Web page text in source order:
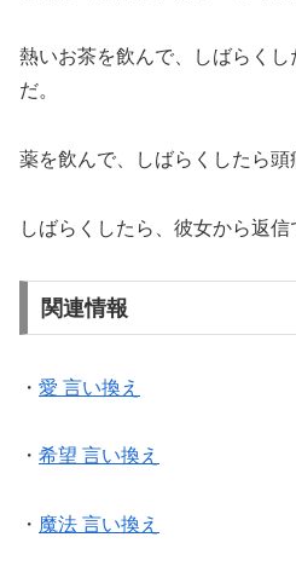
熱いお茶を飲んで、しばらく
だ。
薬を飲んで、しばらくしたら頭
しばらくしたら、彼女から返信
関連情報
・ 愛 言い換え
・ 希望 言い換え
・ 魔法 言い換え